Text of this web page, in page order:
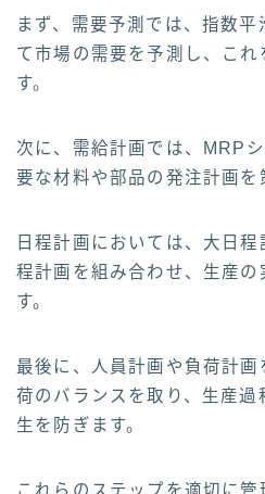
まず、需要予測では、指数
て市場の需要を予測し、こ
す。
次に、需給計画では、MRP
要な材料や部品の発注計画を
日程計画においては、大日
程計画を組み合わせ、生産の
す。
最後に、人員計画や負荷計画
荷のバランスを取り、生産
生を防ぎます。
これらのステップを適切に